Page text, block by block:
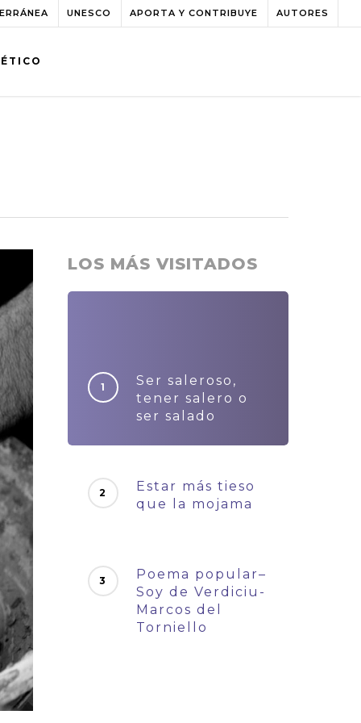
UNESCO APORTA Y CONTRIBUYE AUTORES
LOS MÁS VISITADOS
Ser saleroso,
tener salero o
ser salado
Estar más tieso
que la mojama
Poema popular–
Soy de Verdiciu-
Marcos del
Torniello